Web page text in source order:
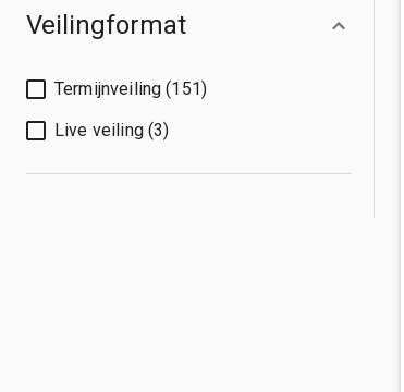
Veilingformat
Termijnveiling (151)
Live veiling (3)